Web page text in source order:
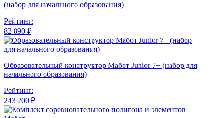
(набор для начального образования)
Рейтинг:
82 890 ₽
Образовательный конструктор Мабот Junior 7+ (набор для
начального образования)
Рейтинг:
243 200 ₽